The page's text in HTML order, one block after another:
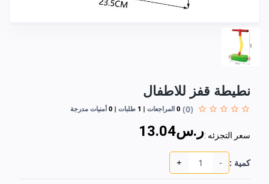
نطيطة قفز للاطفال
(0)
0 المراجعات 1 طلبات 0 أمنيات مدرجة
سعر التجزئه :ر.س13.04
كمية : -
+